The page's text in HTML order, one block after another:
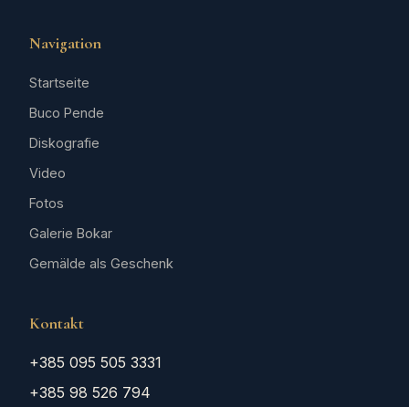
Navigation
Startseite
Buco Pende
Diskografie
Video
Fotos
Galerie Bokar
Gemälde als Geschenk
Kontakt
+385 095 505 3331
+385 98 526 794